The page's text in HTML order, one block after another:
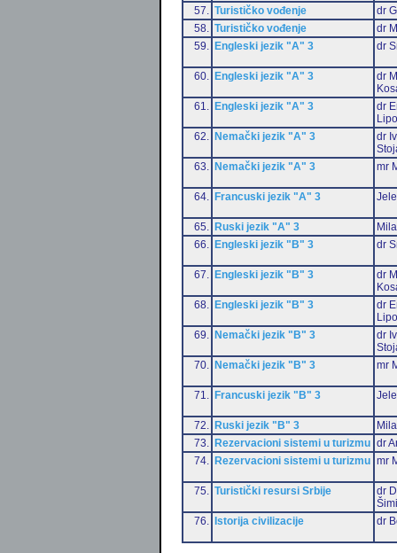
57.
Turističko vođenje
dr
58.
Turističko vođenje
dr
59.
Engleski jezik "A" 3 dr
60. Engleski jezik "A" 3
dr
61.
Engleski jezik "A" 3
dr
62.
Nemački jezik "A" 3
dr
63.
Nemački jezik "A" 3 mr
64. Francuski jezik "A" 3
65. Ruski jezik "A" 3
66.
Engleski jezik "B" 3 dr
67. Engleski jezik "B" 3
dr
68.
Engleski jezik "B" 3
dr
69.
Nemački jezik "B" 3
dr
70.
Nemački jezik "B" 3 mr
71. Francuski jezik "B" 3
72. Ruski jezik "B" 3
73.
Rezervacioni sistemi u turizmu dr
74.
Rezervacioni sistemi u turizmu mr
75. Turistički resursi Srbije
dr
76.
Istorija civilizacije dr